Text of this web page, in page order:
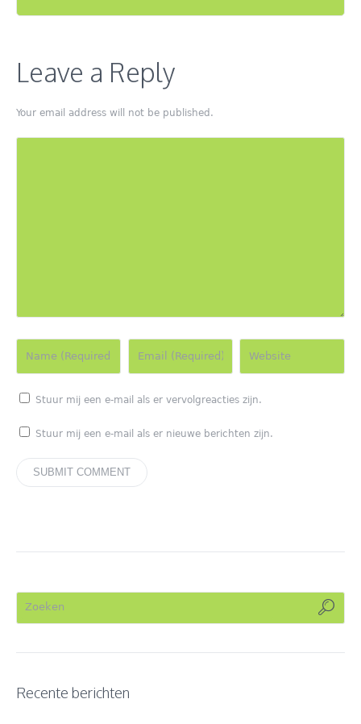
Leave a Reply
Your email address will not be published.
Stuur mij een e-mail als er vervolgreacties zijn.
Stuur mij een e-mail als er nieuwe berichten zijn.
Recente berichten